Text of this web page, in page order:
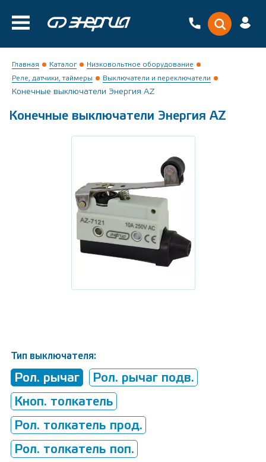
Главная Каталог
Низковольтное оборудование
Реле, датчики, таймеры
Выключатели и переключатели
Конечные выключатели Энергия AZ
Конечные выключатели Энергия AZ
Тип выключателя:
Рол. рычаг
Рол. рычаг подв.
Кноп. толкатель
Рол. толкатель прод.
Рол. толкатель поп.